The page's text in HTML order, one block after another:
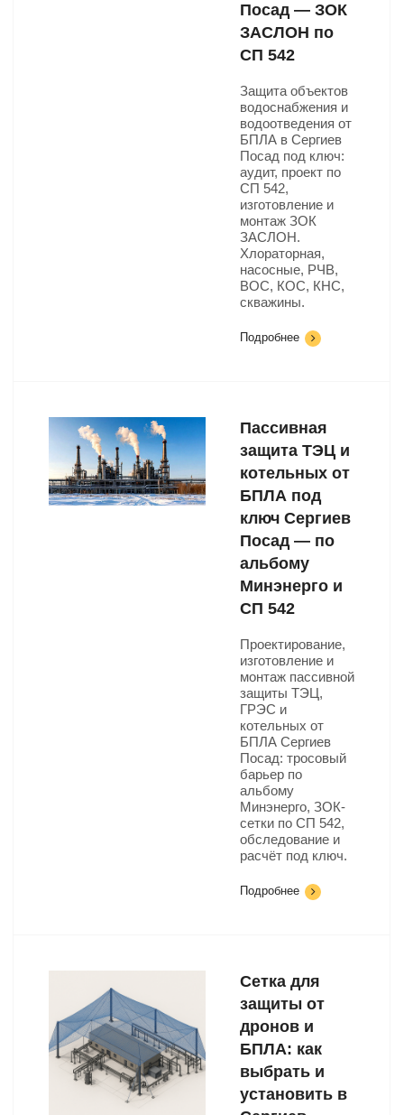
Посад — ЗОК
ЗАСЛОН по
СП 542
Защита объектов
водоснабжения и
водоотведения от
БПЛА в Сергиев
Посад под ключ:
аудит, проект по
СП 542,
изготовление и
монтаж ЗОК
ЗАСЛОН.
Хлораторная,
насосные, РЧВ,
ВОС, КОС, КНС,
скважины.
Подробнее
Пассивная
защита ТЭЦ и
котельных от
БПЛА под
ключ Сергиев
Посад — по
альбому
Минэнерго и
СП 542
Проектирование,
изготовление и
монтаж пассивной
защиты ТЭЦ,
ГРЭС и
котельных от
БПЛА Сергиев
Посад: тросовый
барьер по
альбому
Минэнерго, ЗОК-
сетки по СП 542,
обследование и
расчёт под ключ.
Подробнее
Сетка для
защиты от
дронов и
БПЛА: как
выбрать и
установить в